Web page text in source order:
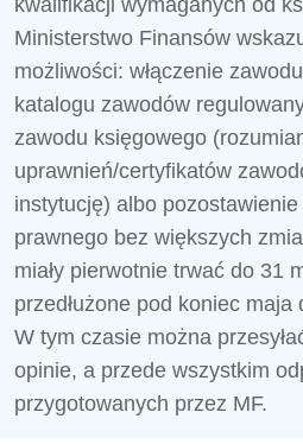
kwalifikacji wymaganych od
Ministerstwo Finansów
możliwości: włączenie
katalogu zawodów
zawodu księgowego
uprawnień/certyfikatów
instytucję) albo
prawnego bez większych
miały pierwotnie trwać do 31
przedłużone pod koniec
W tym czasie można
opinie, a przede wszystkim
przygotowanych przez MF.